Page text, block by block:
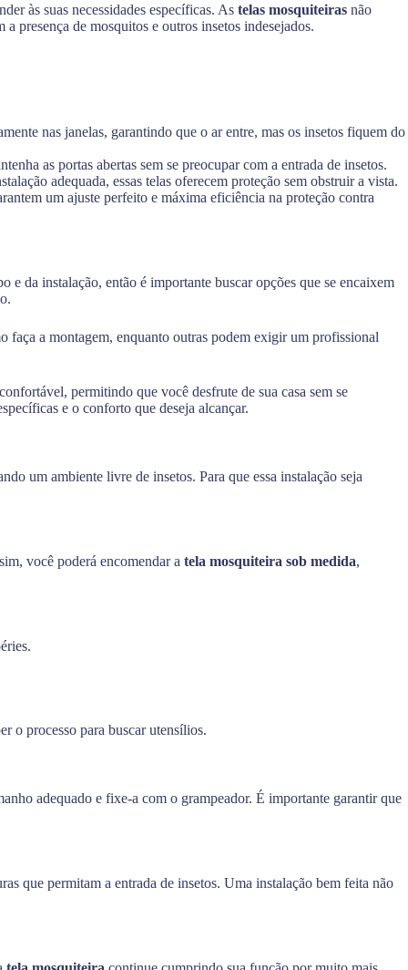
às suas necessidades específicas. As telas mosquiteiras não
presença de mosquitos e outros insetos indesejados.
nas janelas, garantindo que o ar entre, mas os insetos fiquem do
as portas abertas sem se preocupar com a entrada de insetos.
adequada, essas telas oferecem proteção sem obstruir a vista.
um ajuste perfeito e máxima eficiência na proteção contra
e da instalação, então é importante buscar opções que se encaixem
faça a montagem, enquanto outras podem exigir um profissional
permitindo que você desfrute de sua casa sem se
e o conforto que deseja alcançar.
um ambiente livre de insetos. Para que essa instalação seja
você poderá encomendar a tela mosquiteira sob medida,
o processo para buscar utensílios.
adequado e fixe-a com o grampeador. É importante garantir que
que permitam a entrada de insetos. Uma instalação bem feita não